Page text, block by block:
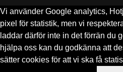
Vi använder Google analytics,
pixel för statistik, men vi
laddar därför inte in det förrän du
hjälpa oss kan du godkänna att
sätter cookies för att vi ska få